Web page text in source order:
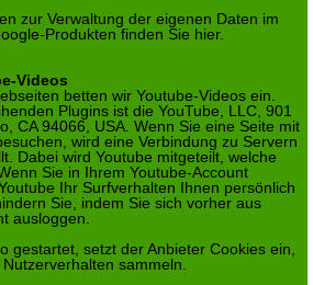
zur Verwaltung der eigenen Daten im
Produkten finden Sie hier.
Videos
betten wir Youtube-Videos ein.
Plugins ist die YouTube, LLC, 901
CA 94066, USA. Wenn Sie eine Seite mit
wird eine Verbindung zu Servern
Dabei wird Youtube mitgeteilt, welche
Sie in Ihrem Youtube-Account
Ihr Surfverhalten Ihnen persönlich
Sie, indem Sie sich vorher aus
ausloggen.
gestartet, setzt der Anbieter Cookies ein,
sammeln.